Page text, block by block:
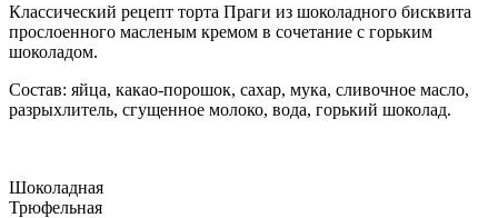
Классический рецепт торта Праги из шоколадного бисквита
прослоенного масленым кремом в сочетание с горьким
шоколадом.
Состав: яйца, какао-порошок, сахар, мука, сливочное масло,
разрыхлитель, сгущенное молоко, вода, горький шоколад.
Шоколадная
Трюфельная